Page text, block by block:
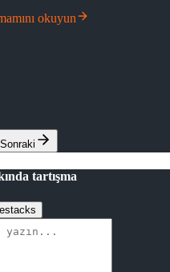
okuyun
Sonraki
tartışma